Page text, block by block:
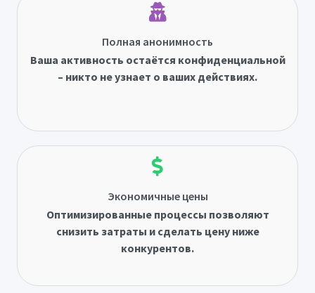
Полная анонимность
Ваша активность остаётся конфиденциальной
– никто не узнает о ваших действиях.
Экономичные цены
Оптимизированные процессы позволяют
снизить затраты и сделать цену ниже
конкурентов.